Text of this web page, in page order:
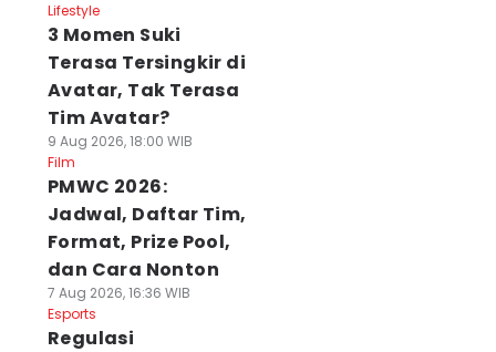
Lifestyle
3 Momen Suki
Terasa Tersingkir di
Avatar, Tak Terasa
Tim Avatar?
9 Aug 2026, 18:00 WIB
Film
PMWC 2026:
Jadwal, Daftar Tim,
Format, Prize Pool,
dan Cara Nonton
7 Aug 2026, 16:36 WIB
Esports
Regulasi